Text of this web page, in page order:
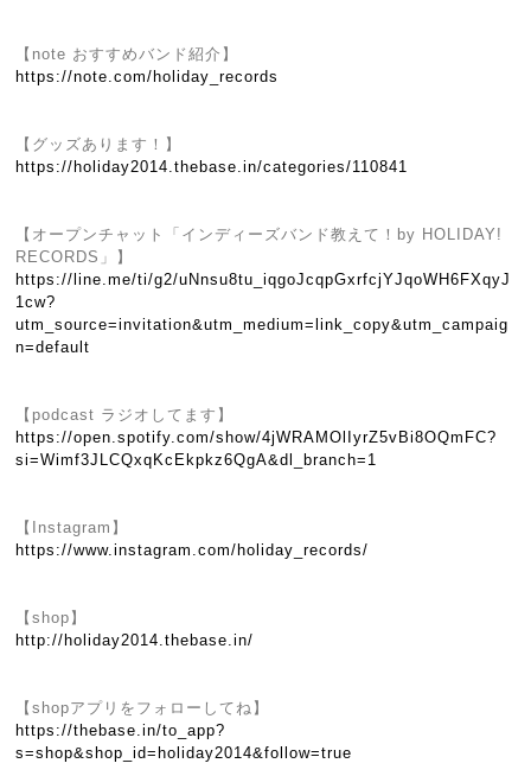
【note おすすめバンド紹介】
https://note.com/holiday_records
【グッズあります！】
https://holiday2014.thebase.in/categories/110841
【オープンチャット「インディーズバンド教えて！by HOLIDAY!
RECORDS」】
https://line.me/ti/g2/uNnsu8tu_iqgoJcqpGxrfcjYJqoWH6FXqyJ
1cw?
utm_source=invitation&utm_medium=link_copy&utm_campaig
n=default
【podcast ラジオしてます】
https://open.spotify.com/show/4jWRAMOlIyrZ5vBi8OQmFC?
si=Wimf3JLCQxqKcEkpkz6QgA&dl_branch=1
【Instagram】
https://www.instagram.com/holiday_records/
【shop】
http://holiday2014.thebase.in/
【shopアプリをフォローしてね】
https://thebase.in/to_app?
s=shop&shop_id=holiday2014&follow=true